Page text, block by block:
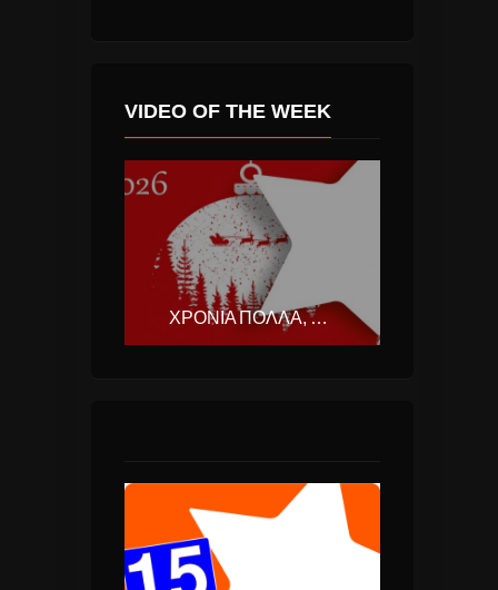
VIDEO OF THE WEEK
ΧΡΌΝΙΑ ΠΟΛΛΆ, ΚΑΛΆ ΧΡΙΣΤΟΎΓΕΝΝΑ, ΚΑΛΈΣ ΕΟΡΤΈΣ ΜΕ ΤΟ ΚΑΛΌ Η ΝΈΑ ΧΡΟΝΙΆ 2026.